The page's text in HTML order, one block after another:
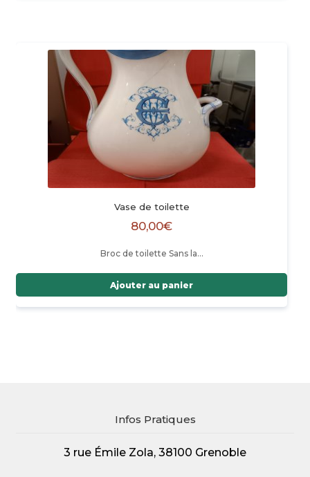
Vase de toilette
80,00€
Broc de toilette Sans la…
Ajouter au panier
Infos Pratiques
3 rue Émile Zola, 38100 Grenoble